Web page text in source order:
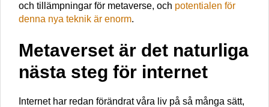
och tillämpningar för metaverse, och potentialen för
denna nya teknik är enorm.
Metaverset är det naturliga
nästa steg för internet
Internet har redan förändrat våra liv på så många sätt,